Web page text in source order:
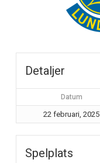
Detaljer
Datum
22 februari, 2025
Spelplats